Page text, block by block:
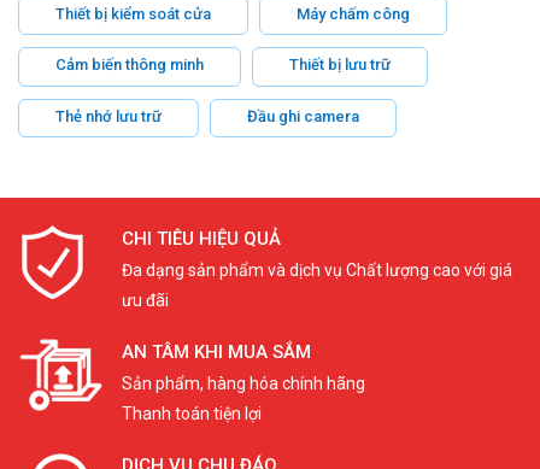
Thiết bị kiểm soát cửa Máy chấm công
Cảm biến thông minh Thiết bị lưu trữ
Thẻ nhớ lưu trữ Đầu ghi camera
CHI TIÊU HIỆU QUẢ
Đa dạng sản phẩm và dịch vụ Chất lượng cao với giá
ưu đãi
AN TÂM KHI MUA SẮM
Sản phẩm, hàng hóa chính hãng
Thanh toán tiện lợi